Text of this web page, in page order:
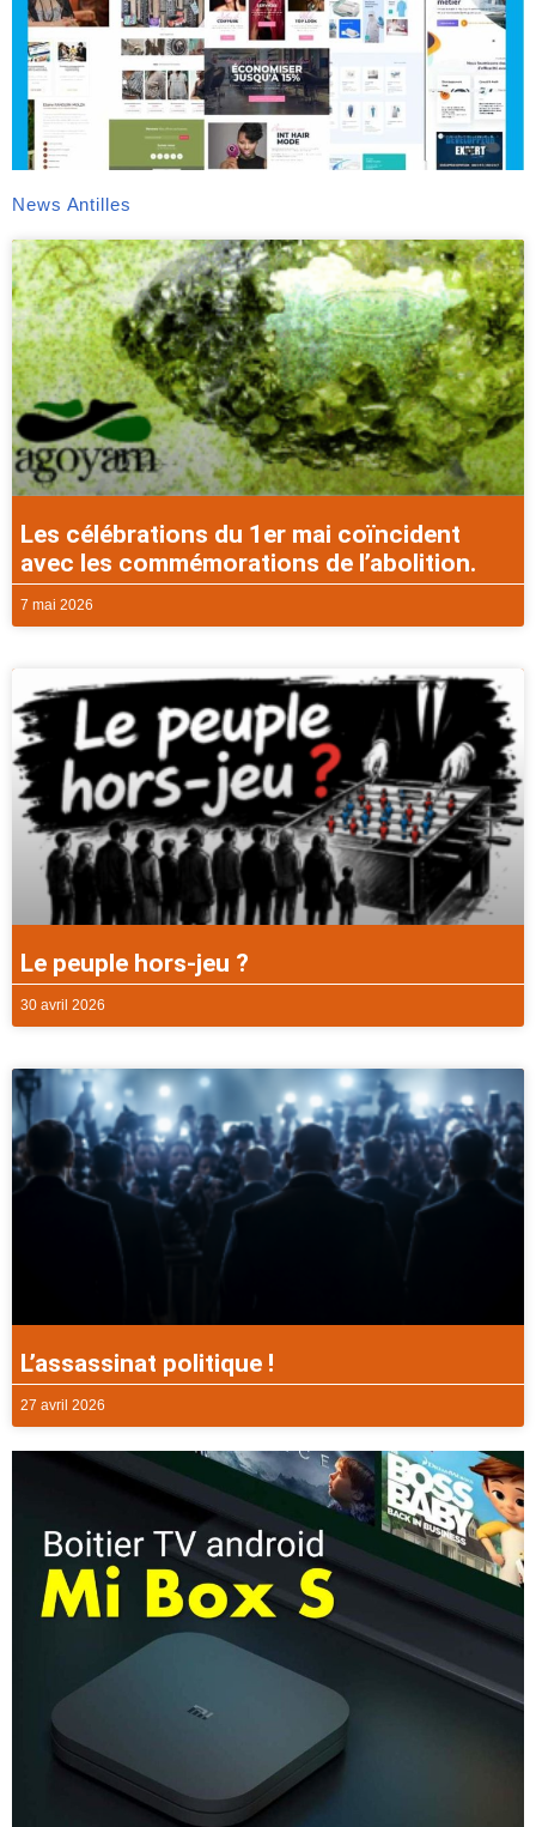
News Antilles
Les célébrations du 1er mai coïncident
avec les commémorations de l’abolition.
7 mai 2026
Le peuple hors-jeu ?
30 avril 2026
L’assassinat politique !
27 avril 2026